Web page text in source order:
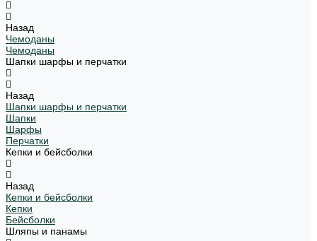
Назад
Чемоданы
Чемоданы
Шапки шарфы и перчатки
Назад
Шапки шарфы и перчатки
Шапки
Шарфы
Перчатки
Кепки и бейсболки
Назад
Кепки и бейсболки
Кепки
Бейсболки
Шляпы и панамы